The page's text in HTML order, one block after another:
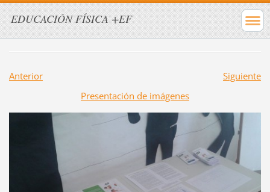
EDUCACIÓN FÍSICA +EF
Anterior
Siguiente
Presentación de imágenes